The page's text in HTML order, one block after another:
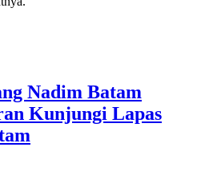
Nadim Batam
Kunjungi Lapas